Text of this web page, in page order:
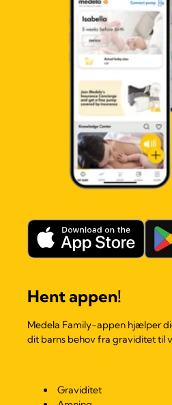
Hent appen!
Medela Family-appen hjælper
dit barns behov fra graviditet til
Graviditet